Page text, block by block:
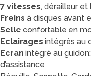
7 vitesses, dérailleur et
Freins à disques avant
Selle confortable en
Eclairages intégrés au
Ecran intégré au
d’assistance